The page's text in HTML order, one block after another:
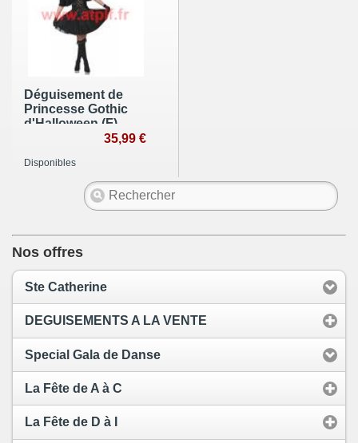
Déguisement de
Princesse Gothic
d'Halloween (F)
35,99 €
Disponibles
Nos offres
Ste Catherine
DEGUISEMENTS A LA VENTE
Special Gala de Danse
La Fête de A à C
La Fête de D à I